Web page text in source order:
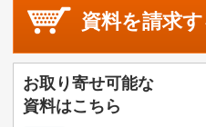
資料を請求す
お取り寄せ可能な
資料はこちら